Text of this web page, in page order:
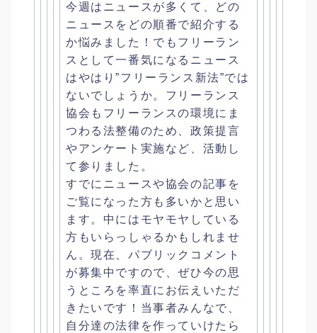
今週はニュースが多くて、
どの
ニュースをどの順番で紹介する
か悩みました！ でもフリーラン
スとして一番気になるニュース
はやはり”フリーランス新法”では
ないでしょうか。 フリーランス
協会もフリーランスの環境にま
つわる法整備のため、 政策提言
やアンケート実施など、活動し
て参りました。
すでにニュースや協会の記事を
ご覧になった方も多いかと思い
ます 。中にはモヤモヤしている
方もいらっしゃるかもしれませ
ん。現在
、パブリックコメント
が募集中ですので、ぜひ今の思
うところを率直にお伝えいただ
きたいです！ 当事者みんなで、
自分達の法律を作っていけたら